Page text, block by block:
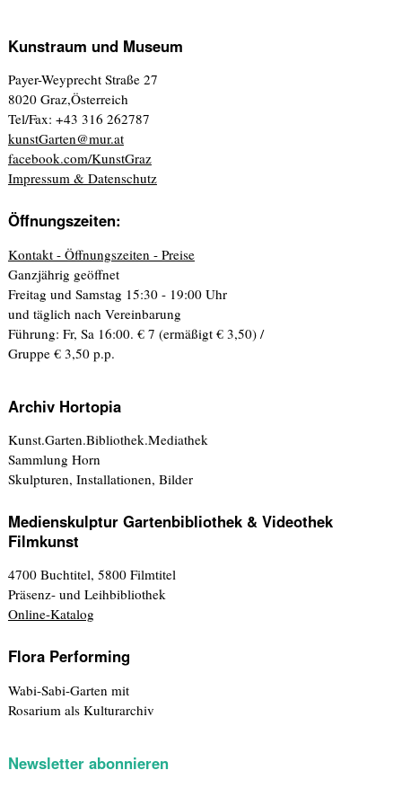
Kunstraum und Museum
Payer-Weyprecht Straße 27
8020 Graz,Österreich
Tel/Fax: +43 316 262787
kunstGarten@mur.at
facebook.com/KunstGraz
Impressum & Datenschutz
Öffnungszeiten:
Kontakt - Öffnungszeiten - Preise
Ganzjährig geöffnet
Freitag und Samstag 15:30 - 19:00 Uhr
und täglich nach Vereinbarung
Führung: Fr, Sa 16:00. € 7 (ermäßigt € 3,50) /
Gruppe € 3,50 p.p.
Archiv Hortopia
Kunst.Garten.Bibliothek.Mediathek
Sammlung Horn
Skulpturen, Installationen, Bilder
Medienskulptur Gartenbibliothek & Videothek
Filmkunst
4700 Buchtitel, 5800 Filmtitel
Präsenz- und Leihbibliothek
Online-Katalog
Flora Performing
Wabi-Sabi-Garten mit
Rosarium als Kulturarchiv
Newsletter abonnieren